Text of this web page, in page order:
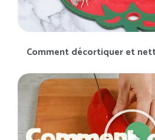
Comment décortiquer et